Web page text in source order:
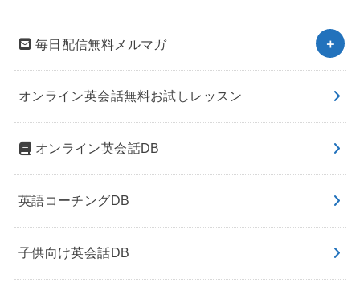
毎日配信無料メルマガ
オンライン英会話無料お試しレッスン
オンライン英会話DB
英語コーチングDB
子供向け英会話DB